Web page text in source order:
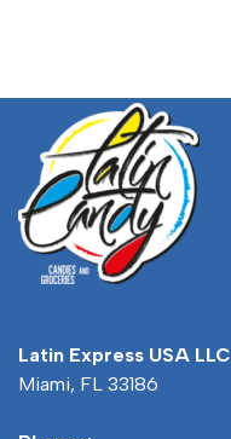
Latin Express USA LLC
Miami, FL 33186